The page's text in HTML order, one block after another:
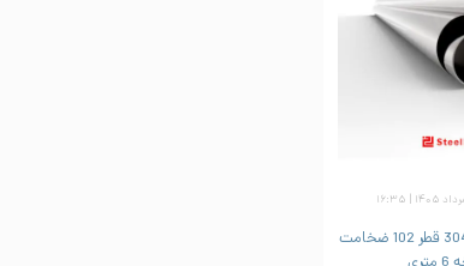
لوله دکوراتیو استیل 304 قطر 102 ضخامت